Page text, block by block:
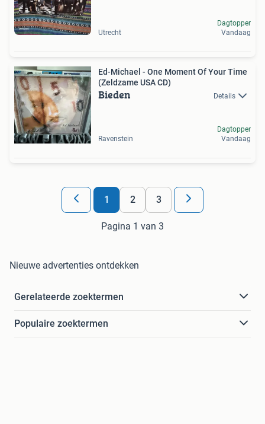
Utrecht
Dagtopper
Vandaag
Ed-Michael - One Moment Of Your Time
(Zeldzame USA CD)
Bieden Details
Ravenstein
Dagtopper
Vandaag
1 2 3
Pagina 1 van 3
Nieuwe advertenties ontdekken
Gerelateerde zoektermen
Populaire zoektermen